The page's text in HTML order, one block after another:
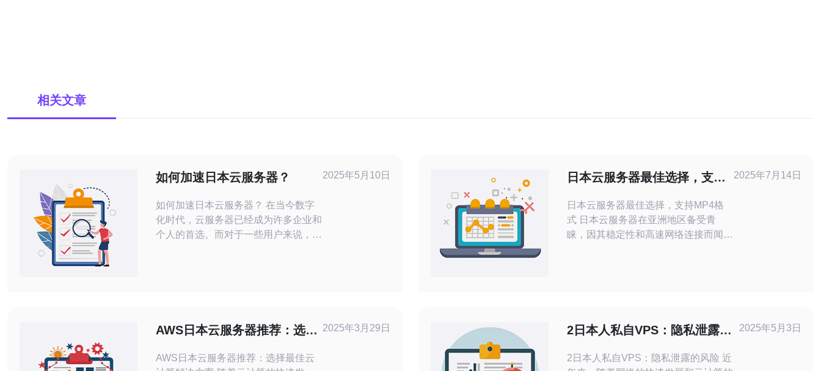
相关文章
如何加速日本云服务器？
如何加速日本云服务器？ 在当今数字
化时代，云服务器已经成为许多企业和
个人的首选。而对于一些用户来说，日
关重要。不同的云服务器提供商可能会
有不同的服务器配置和
2025年5月10日
日本云服务器最佳选择，支持
日本云服务器最佳选择，支持MP4格
式 日本云服务器在亚洲地区备受青
睐，因其稳定性和高速网络连接而闻
云服务器，可以确保您的视频内容能够
被顺利播放，提升用户体验。
2025年7月14日
AWS日本云服务器推荐：选择
AWS日本云服务器推荐：选择最佳云
2025年3月29日
2日本人私自VPS：隐私泄露的
2日本人私自VPS：隐私泄露的风险 近
2025年5月3日